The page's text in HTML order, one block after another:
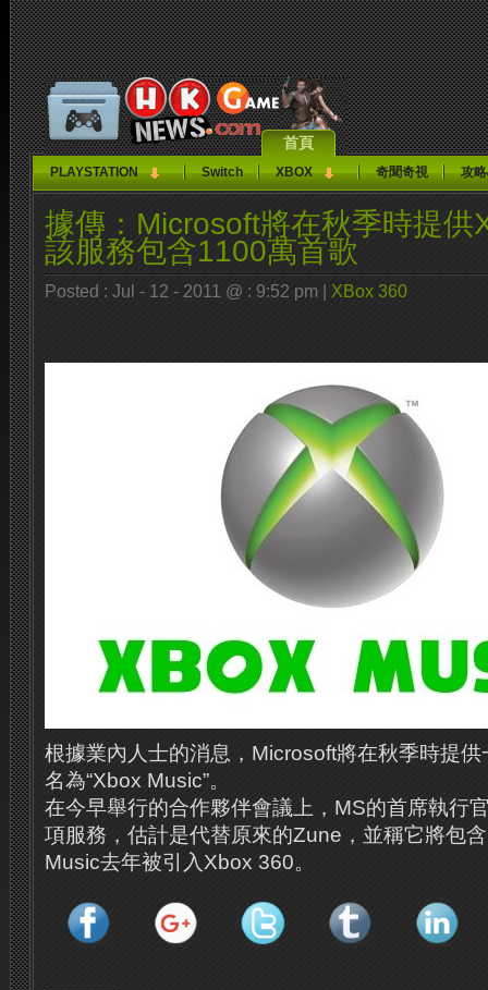
首頁
PLAYSTATION Switch XBOX 奇聞奇視 攻
據傳：Microsoft將在秋季時提供
該服務包含1100萬首歌
Posted : Jul - 12 - 2011 @ : 9:52 pm | XBox 360
根據業內人士的消息，Microsoft將在秋季時提
名為“Xbox Music”。
在今早舉行的合作夥伴會議上，MS的首席執行
項服務，估計是代替原來的Zune，並稱它將包
Music去年被引入Xbox 360。